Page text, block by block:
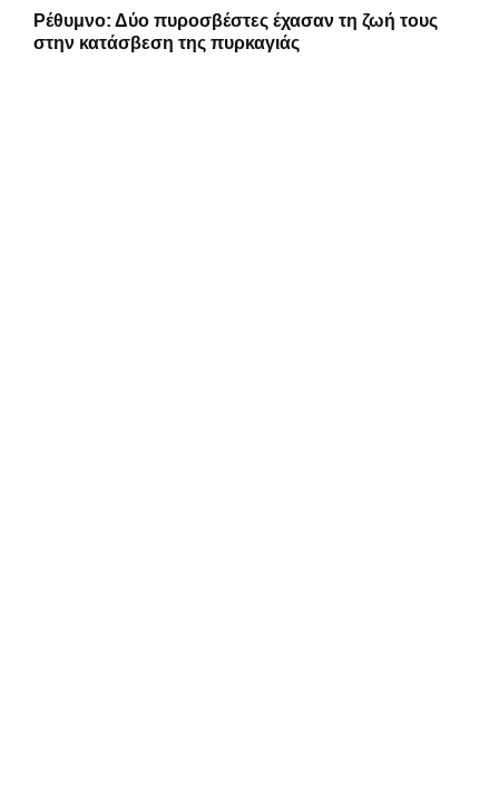
Ρέθυμνο: Δύο πυροσβέστες έχασαν τη ζωή τους
στην κατάσβεση της πυρκαγιάς